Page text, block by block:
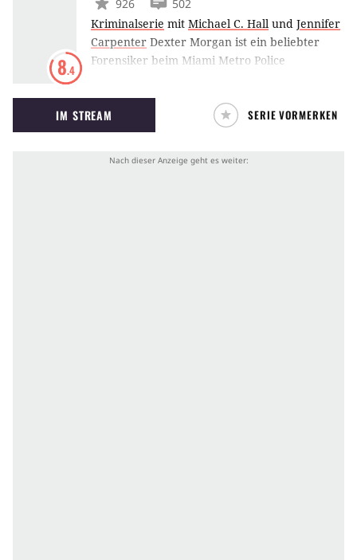
8.4
926
502
Kriminalserie mit Michael C. Hall und Jennifer
Carpenter Dexter Morgan ist ein beliebter
Forensiker beim Miami Metro Police
Er hat den unstillbaren Drang zu töten.
Gemeinsam mit seinem "dunklen Begleiter"
bringt er nachts Verbrecher genussvoll um die
IM STREAM SERIE VORMERKEN